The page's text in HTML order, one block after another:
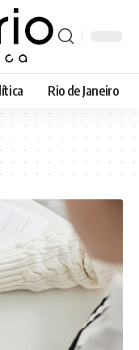
Rio de Janeiro